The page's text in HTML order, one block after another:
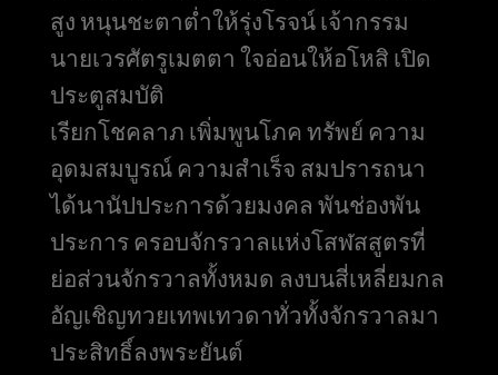
สูง หนุนชะตาต่ำให้รุ่งโรจน์ เจ้ากรรม
นายเวรศัตรูเมตตา ใจอ่อนให้อโหสิ เปิด
ประตูสมบัติ
เรียกโชคลาภ เพิ่มพูนโภค ทรัพย์ ความ
อุดมสมบูรณ์ ความสำเร็จ สมปรารถนา
ได้นานัปประการด้วยมงคล พันช่องพัน
ประการ ครอบจักรวาลแห่งโสฬสสูตรที่
ย่อส่วนจักรวาลทั้งหมด ลงบนสี่เหลี่ยมกล
อัญเชิญทวยเทพเทวดาทั่วทั้งจักรวาลมา
ประสิทธิ์ลงพระยันต์